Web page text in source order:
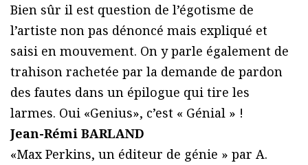
Bien sûr il est question de l’égotisme de
l’artiste non pas dénoncé mais expliqué et
saisi en mouvement. On y parle également de
trahison rachetée par la demande de pardon
des fautes dans un épilogue qui tire les
larmes. Oui «Genius», c’est « Génial » !
Jean-Rémi BARLAND
«Max Perkins, un éditeur de génie » par A.